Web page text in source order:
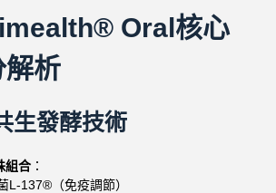
Oral核心
解析
生發酵技術
組合 ：
L-137®（免疫調節）